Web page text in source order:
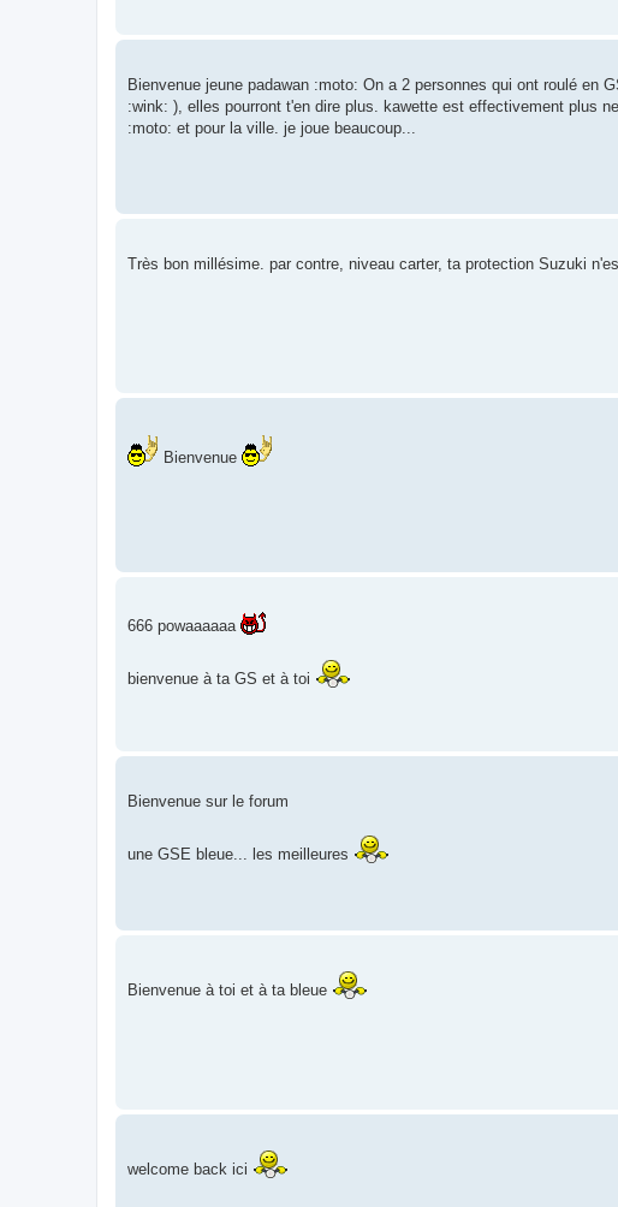
Bienvenue jeune padawan :moto: On a 2 personnes qui ont roulé en
:wink: ), elles pourront t'en dire plus. kawette est effectivement plus
:moto: et pour la ville. je joue beaucoup...
Très bon millésime. par contre, niveau carter, ta protection Suzuki
Bienvenue
666 powaaaaaa
bienvenue à ta GS et à toi
Bienvenue sur le forum
une GSE bleue... les meilleures
Bienvenue à toi et à ta bleue
welcome back ici